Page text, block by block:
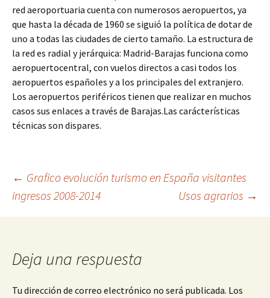
red aeroportuaria cuenta con numerosos aeropuertos, ya
que hasta la década de 1960 se siguió la política de dotar de
uno a todas las ciudades de cierto tamaño. La estructura de
la red es radial y jerárquica: Madrid-Barajas funciona como
aeropuertocentral, con vuelos directos a casi todos los
aeropuertos españoles y a los principales del extranjero.
Los aeropuertos periféricos tienen que realizar en muchos
casos sus enlaces a través de Barajas.Las carácterísticas
técnicas son dispares.
Navegación
de
entradas
← Grafico evolución turismo en España visitantes
ingresos 2008-2014
Usos agrarios →
Deja una respuesta
Tu dirección de correo electrónico no será publicada. Los